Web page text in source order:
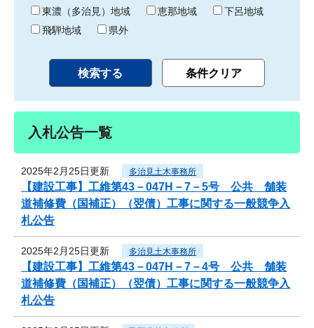
東濃（多治見）地域
恵那地域
下呂地域
飛騨地域
県外
入札公告一覧
2025年2月25日更新 多治見土木事務所
【建設工事】工維第43－047H－7－5号 公共 舗装
道補修費（国補正）（翌債）工事に関する一般競争入
札公告
2025年2月25日更新 多治見土木事務所
【建設工事】工維第43－047H－7－4号 公共 舗装
道補修費（国補正）（翌債）工事に関する一般競争入
札公告